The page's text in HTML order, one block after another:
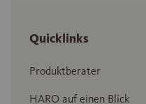
Quicklinks
Produktberater
HARO auf einen Blick